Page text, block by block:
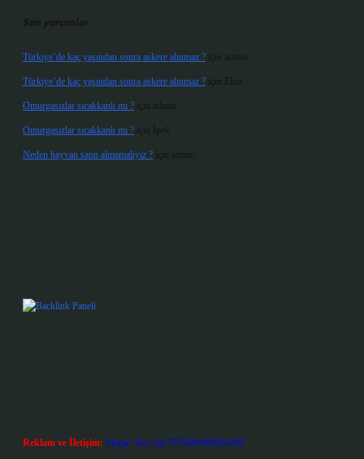
Son yorumlar
Türkiye’de kaç yaşından sonra askere alınmaz ? için admin
Türkiye’de kaç yaşından sonra askere alınmaz ? için Ekin
Omurgasızlar sıcakkanlı mı ? için admin
Omurgasızlar sıcakkanlı mı ? için İpek
Neden hayvan satın almamalıyız ? için admin
Reklam ve İletişim: Skype: live:.cid.575569c608265c69